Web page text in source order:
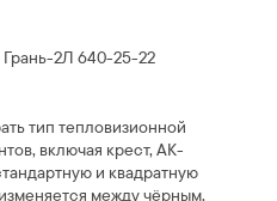
тип тепловизионной
включая крест, АК-
и квадратную
между чёрным,